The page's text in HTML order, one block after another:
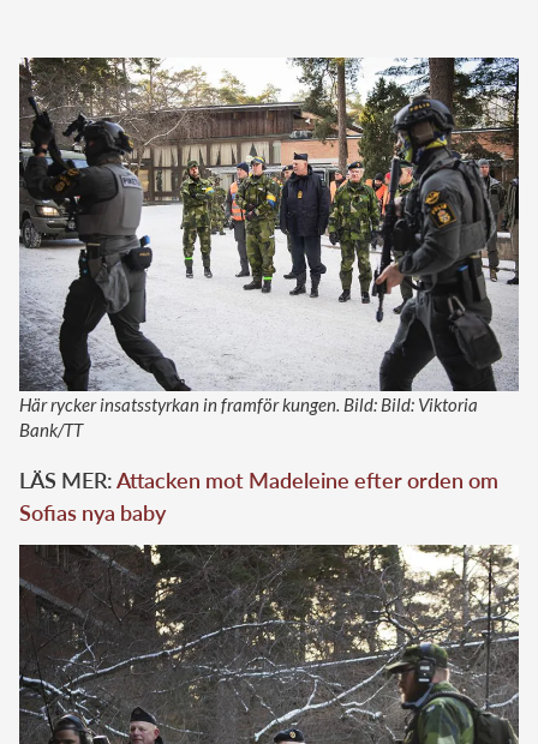
Här rycker insatsstyrkan in framför kungen. Bild: Bild: Viktoria
Bank/TT
LÄS MER:Attacken mot Madeleine efter orden om
Sofias nya baby